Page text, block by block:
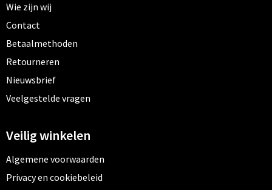
Wie zijn wij
Contact
Betaalmethoden
Retourneren
Nieuwsbrief
Veelgestelde vragen
Veilig winkelen
Algemene voorwaarden
Privacy en cookiebeleid